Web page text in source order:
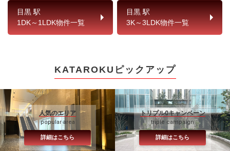
目黒 駅
1DK～1LDK物件一覧
目黒 駅
3K～3LDK物件一覧
KATAROKUピックアップ
人気のエリア
popular area
詳細はこちら
トリプル0キャンペーン
triple campaign
詳細はこちら